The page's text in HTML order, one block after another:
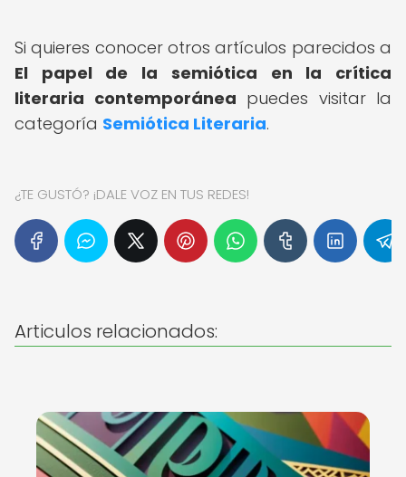
Si quieres conocer otros artículos parecidos a
El papel de la semiótica en la crítica
literaria contemporánea puedes visitar la
categoría Semiótica Literaria.
¿TE GUSTÓ? ¡DALE VOZ EN TUS REDES!
Articulos relacionados: